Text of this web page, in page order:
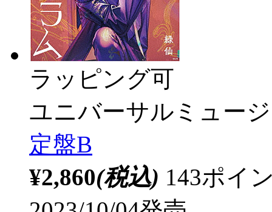
ラッピング可
ユニバーサルミュー
定盤B
¥2,860(税込) 143ポイ